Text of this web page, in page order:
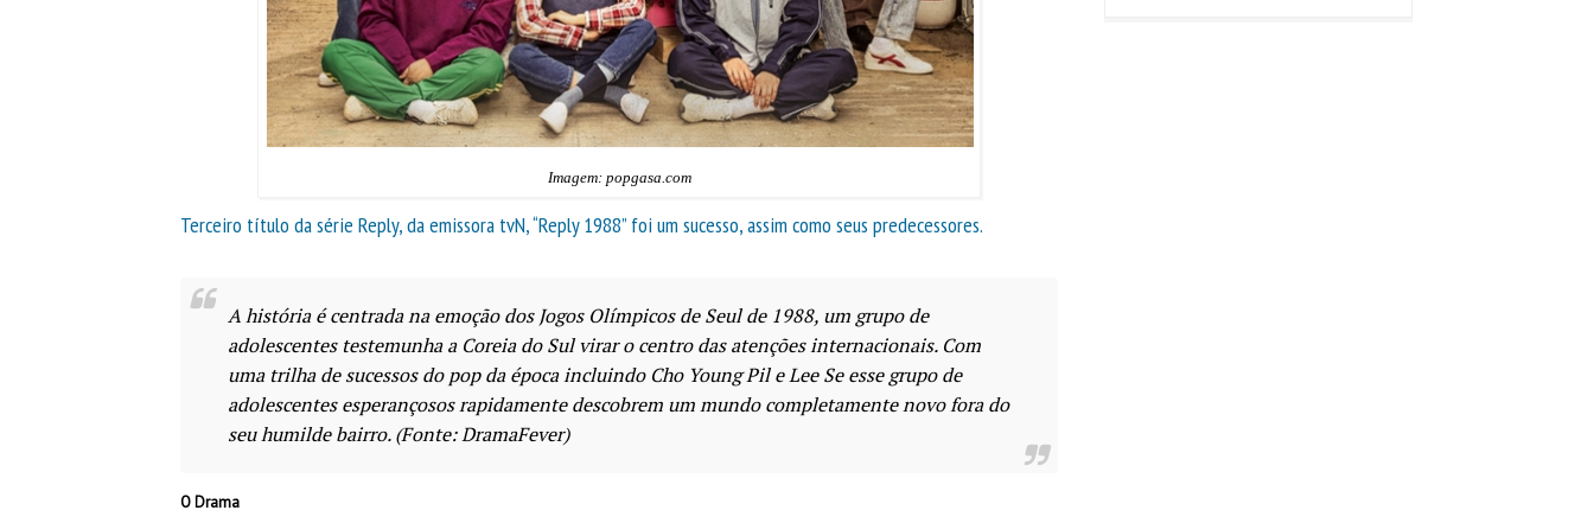
Imagem: popgasa.com
Terceiro título da série Reply, da emissora tvN, “Reply 1988” foi um sucesso, assim como seus predecessores.
A história é centrada na emoção dos Jogos Olímpicos de Seul de 1988, um grupo de
adolescentes testemunha a Coreia do Sul virar o centro das atenções internacionais. Com
uma trilha de sucessos do pop da época incluindo Cho Young Pil e Lee Se esse grupo de
adolescentes esperançosos rapidamente descobrem um mundo completamente novo fora do
seu humilde bairro. (Fonte: DramaFever)
O Drama